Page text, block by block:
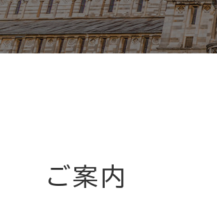
ご案内